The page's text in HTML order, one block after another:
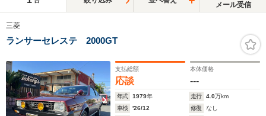
メール受信
三菱
ランサーセレステ 2000GT
支払総額
応談
本体価格
---
年式 1979年 走行 4.0万km
車検
'26/12 修復
なし